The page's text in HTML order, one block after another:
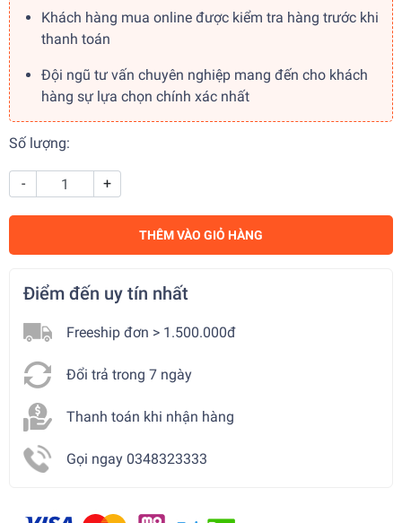
Khách hàng mua online được kiểm tra hàng trước khi
thanh toán
Đội ngũ tư vấn chuyên nghiệp mang đến cho khách
hàng sự lựa chọn chính xác nhất
Số lượng:
- +
THÊM VÀO GIỎ HÀNG
Điểm đến uy tín nhất
Freeship đơn > 1.500.000đ
Đổi trả trong 7 ngày
Thanh toán khi nhận hàng
Gọi ngay 0348323333